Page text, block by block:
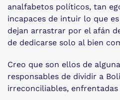
analfabetos políticos, tan
incapaces de intuir lo que
dejan arrastrar por el afán
de dedicarse solo al bien
Creo que son ellos de
responsables de dividir a
irreconciliables, enfrentadas